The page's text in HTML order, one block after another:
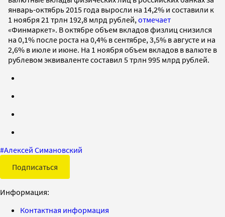
январь-октябрь 2015 года выросли на 14,2% и составили к
1 ноября 21 трлн 192,8 млрд рублей, отмечает
«Финмаркет». В октябре объем вкладов физлиц снизился
на 0,1% после роста на 0,4% в сентябре, 3,5% в августе и на
2,6% в июле и июне. На 1 ноября объем вкладов в валюте в
рублевом эквиваленте составил 5 трлн 995 млрд рублей.
#Алексей Симановский
Подписаться
Информация:
Контактная информация